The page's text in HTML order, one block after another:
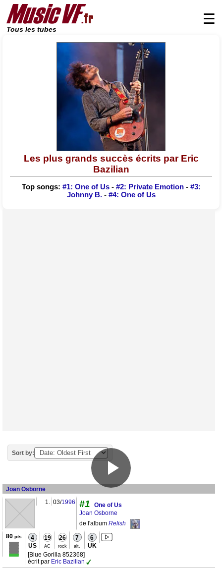
Tous les tubes
☰
Les plus grands succès écrits par Eric
Bazilian
Top songs: #1: One of Us- #2: Private Emotion- #3:
Johnny B.- #4: One of Us
Sort by:
Joan Osborne
1. 03/1996 #1
One of Us
Joan Osborne
de l'album Relish
80 pts 4
US
19
AC
26
rock
7
alt.
6
UK
[Blue Gorilla 852368]
écrit par Eric Bazilian